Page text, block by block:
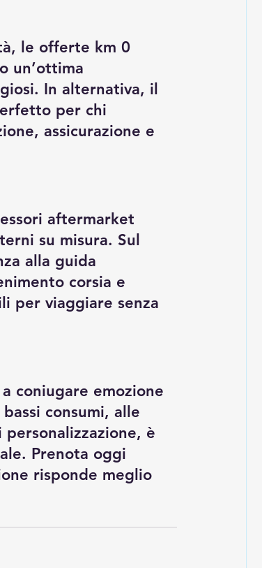
le offerte km 0
un’ottima
In alternativa, il
per chi
assicurazione e
aftermarket
su misura. Sul
alla guida
corsia e
per viaggiare senza
coniugare emozione
consumi, alle
è
Prenota oggi
risponde meglio